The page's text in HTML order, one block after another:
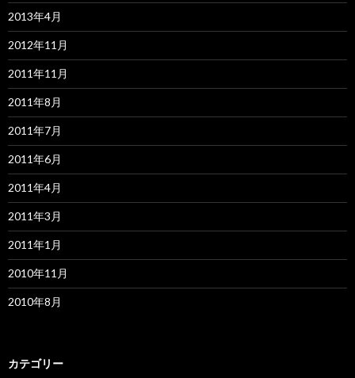
2013年4月
2012年11月
2011年11月
2011年8月
2011年7月
2011年6月
2011年4月
2011年3月
2011年1月
2010年11月
2010年8月
カテゴリー